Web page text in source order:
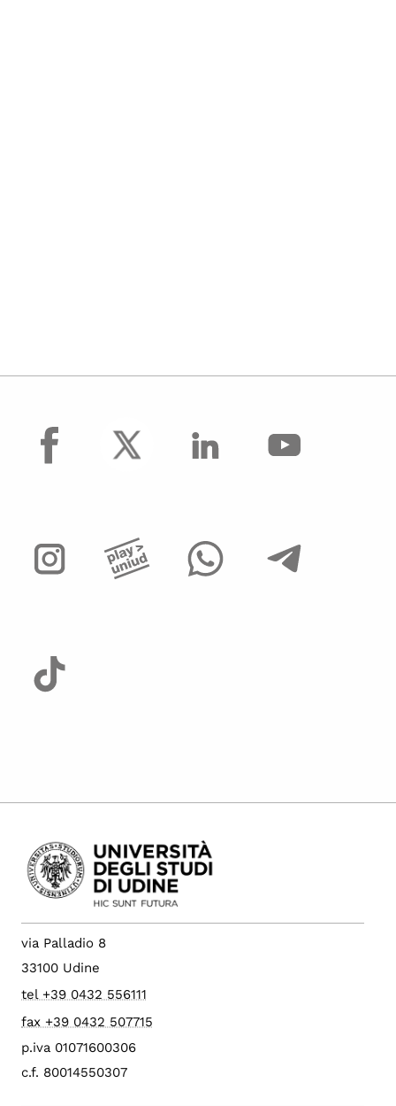
facebook
via Palladio 8
33100 Udine
tel +39 0432 556111
fax +39 0432 507715
p.iva 01071600306
c.f. 80014550307